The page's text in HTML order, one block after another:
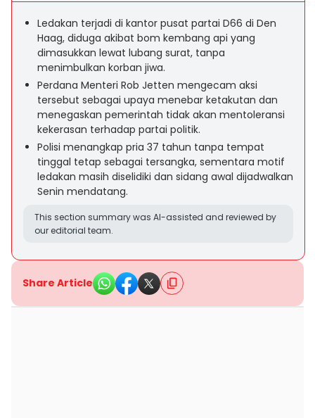
Ledakan terjadi di kantor pusat partai D66 di Den
Haag, diduga akibat bom kembang api yang
dimasukkan lewat lubang surat, tanpa
menimbulkan korban jiwa.
Perdana Menteri Rob Jetten mengecam aksi
tersebut sebagai upaya menebar ketakutan dan
menegaskan pemerintah tidak akan mentoleransi
kekerasan terhadap partai politik.
Polisi menangkap pria 37 tahun tanpa tempat
tinggal tetap sebagai tersangka, sementara motif
ledakan masih diselidiki dan sidang awal dijadwalkan
Senin mendatang.
This section summary was AI-assisted and reviewed by
our editorial team.
Share Article